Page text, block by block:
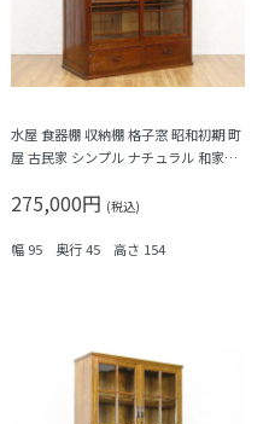
水屋 食器棚 収納棚 格子窓 昭和初期 町
屋 古民家 シンプル ナチュラル 和家具
275,000円 (税込)
幅 95 奥行 45 高さ 154